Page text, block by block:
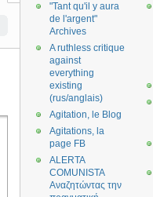
"Tant qu'il y aura
de l'argent"
Archives
A ruthless critique
against
everything
existing
(rus/anglais)
Agitation, le Blog
Agitations, la
page FB
ALERTA
COMUNISTA
Αναζητώντας την